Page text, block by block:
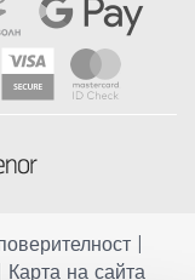
|
Карта на сайта